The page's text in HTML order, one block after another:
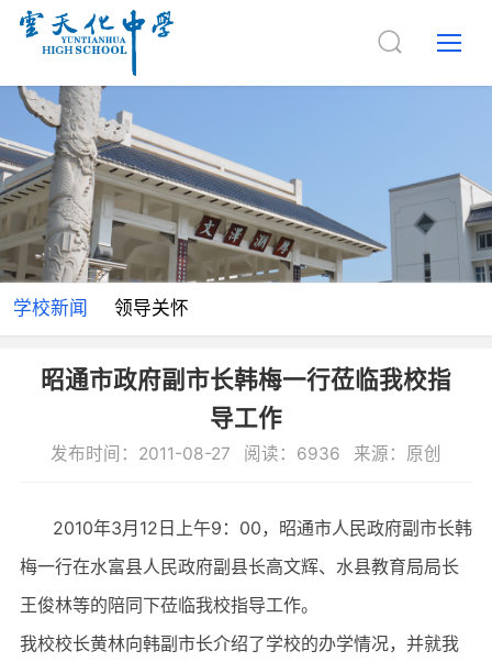
学校新闻 领导关怀
昭通市政府副市长韩梅一行莅临我校指
导工作
发布时间：2011-08-27 阅读：6936 来源：原创
2010年3月12日上午9：00，昭通市人民政府副市长韩
梅一行在水富县人民政府副县长高文辉、水县教育局局长
王俊林等的陪同下莅临我校指导工作。
我校校长黄林向韩副市长介绍了学校的办学情况，并就我